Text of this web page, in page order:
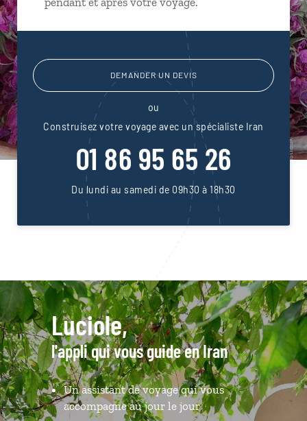
DEMANDER UN DEVIS
ou
Construisez votre voyage avec un spécialiste Iran
01 86 95 65 26
Du lundi au samedi de 09h30 à 18h30
Luciole,
l'appli qui vous guide en Iran
Un assistant de voyage qui vous
accompagne au jour le jour